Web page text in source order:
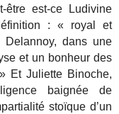
être est-ce Ludivine
: « royal et
dans une
et un bonheur des
Et Juliette Binoche,
baignée de
stoïque d’un